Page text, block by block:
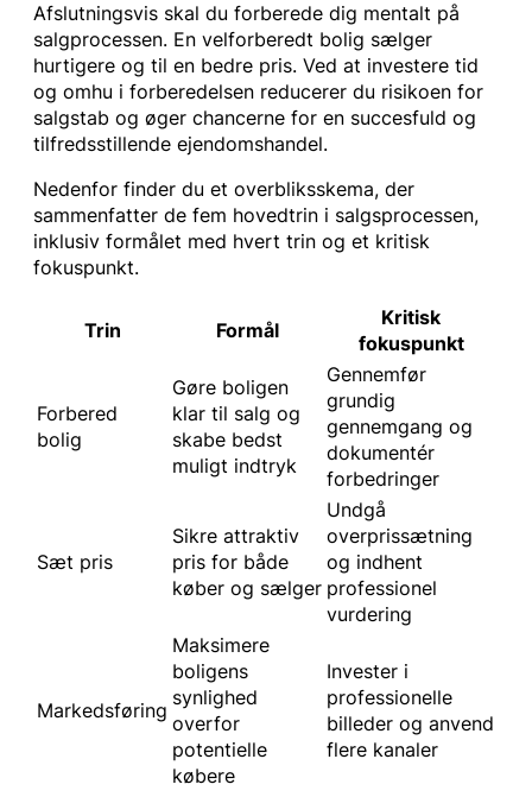
Afslutningsvis skal du forberede dig mentalt på
salgprocessen. En velforberedt bolig sælger
hurtigere og til en bedre pris. Ved at investere tid
og omhu i forberedelsen reducerer du risikoen for
salgstab og øger chancerne for en succesfuld og
tilfredsstillende ejendomshandel.
Nedenfor finder du et overbliksskema, der
sammenfatter de fem hovedtrin i salgsprocessen,
inklusiv formålet med hvert trin og et kritisk
fokuspunkt.
Trin Formål
Kritisk
fokuspunkt
Forbered
bolig
Gøre boligen
klar til salg og
skabe bedst
muligt indtryk
Gennemfør
grundig
gennemgang og
dokumentér
forbedringer
Sæt pris
Sikre attraktiv
pris for både
køber og sælger
Undgå
overprissætning
og indhent
professionel
vurdering
Markedsføring
Maksimere
boligens
synlighed
overfor
potentielle
købere
Invester i
professionelle
billeder og anvend
flere kanaler